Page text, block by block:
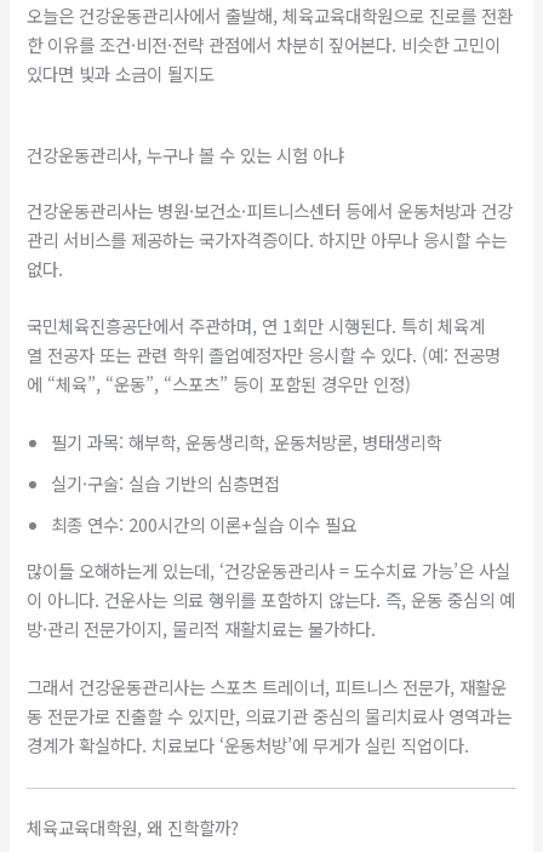
오늘은 건강운동관리사에서 출발해, 체육교육대학원으로 진로를 전환
한 이유를 조건·비전·전략 관점에서 차분히 짚어본다. 비슷한 고민이
있다면 빛과 소금이 될지도
건강운동관리사, 누구나 볼 수 있는 시험 아냐
건강운동관리사는 병원·보건소·피트니스센터 등에서 운동처방과 건강
관리 서비스를 제공하는 국가자격증이다. 하지만 아무나 응시할 수는
없다.
국민체육진흥공단에서 주관하며, 연 1회만 시행된다. 특히 체육계
열 전공자 또는 관련 학위 졸업예정자만 응시할 수 있다. (예: 전공명
에 “체육”, “운동”, “스포츠” 등이 포함된 경우만 인정)
필기 과목: 해부학, 운동생리학, 운동처방론, 병태생리학
실기·구술: 실습 기반의 심층면접
최종 연수: 200시간의 이론+실습 이수 필요
많이들 오해하는게 있는데, ‘건강운동관리사 = 도수치료 가능’은 사실
이 아니다. 건운사는 의료 행위를 포함하지 않는다. 즉, 운동 중심의 예
방·관리 전문가이지, 물리적 재활치료는 불가하다.
그래서 건강운동관리사는 스포츠 트레이너, 피트니스 전문가, 재활운
동 전문가로 진출할 수 있지만, 의료기관 중심의 물리치료사 영역과는
경계가 확실하다. 치료보다 ‘운동처방’에 무게가 실린 직업이다.
체육교육대학원, 왜 진학할까?